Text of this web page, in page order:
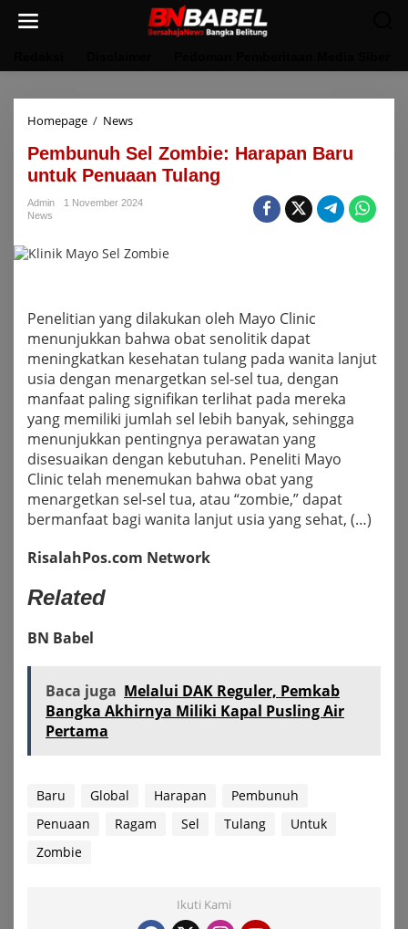
Homepage / NewsPembunuh
Zombie:
Harapan
Baru
untuk
Pembunuh Sel Zombie: Harapan Baru
untuk Penuaan Tulang
Admin
1 November 2024
News
Penelitian yang dilakukan oleh Mayo Clinic
menunjukkan bahwa obat senolitik dapat
meningkatkan kesehatan tulang pada wanita lanjut
usia dengan menargetkan sel-sel tua, dengan
manfaat paling signifikan terlihat pada mereka
yang memiliki jumlah sel lebih banyak, sehingga
menunjukkan pentingnya perawatan yang
disesuaikan dengan kebutuhan. Peneliti Mayo
Clinic telah menemukan bahwa obat yang
menargetkan sel-sel tua, atau “zombie,” dapat
bermanfaat bagi wanita lanjut usia yang sehat, (…)
RisalahPos.com Network
Related
BN Babel
Baca juga Melalui DAK Reguler, Pemkab
Bangka Akhirnya Miliki Kapal Pusling Air
Pertama
Baru Global Harapan
Pembunuh
Penuaan
Ragam Sel Tulang
Untuk
Zombie
Ikuti Kami